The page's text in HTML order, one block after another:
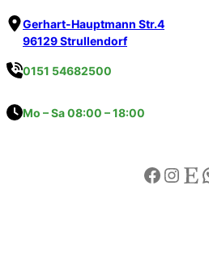
Gerhart-Hauptmann Str.4
96129 Strullendorf
0151 54682500
Mo – Sa 08:00 – 18:00